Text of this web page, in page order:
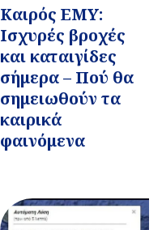
Καιρός EMY:
Ισχυρές βροχές
και καταιγίδες
σήμερα – Πού θα
σημειωθούν τα
καιρικά
φαινόμενα